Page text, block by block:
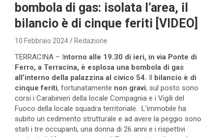
bombola di gas: isolata l’area, il
bilancio è di cinque feriti [VIDEO]
10 Febbraio 2024 Redazione
TERRACINA – Intorno alle 19.30 di ieri, in via Ponte di
Ferro, a Terracina, è esplosa una bombola di gas
all’interno della palazzina al civico 54. Il bilancio è di
cinque feriti, fortunatamente non gravi; sul posto sono
corsi i Carabinieri della locale Compagnia e i Vigili del
Fuoco della locale squadra territoriale. L’immobile ha
subito un cedimento strutturale e ad avere la peggio sono
stati i tre occupanti, una donna di 26 anni e i rispettivi